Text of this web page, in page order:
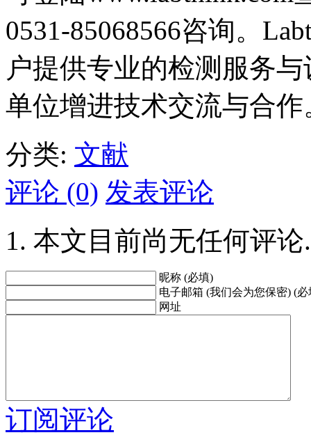
0531-85068566咨询。
户提供专业的检测服务
单位增进技术交流与合作
分类: 文献
评论 (0) 发表评论
本文目前尚无任何评论.
昵称 (必填)
电子邮箱 (我们会为您保密) (必
网址
订阅评论